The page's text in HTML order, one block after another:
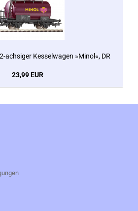
achsiger Kesselwagen »Minol«, DR
23,99 EUR